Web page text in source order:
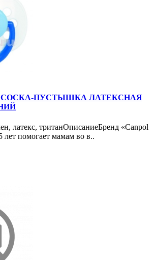
СОСКА-ПУСТЫШКА ЛАТЕКСНАЯ
латекс, тританОписаниеБренд «Canpol
лет помогает мамам во в..